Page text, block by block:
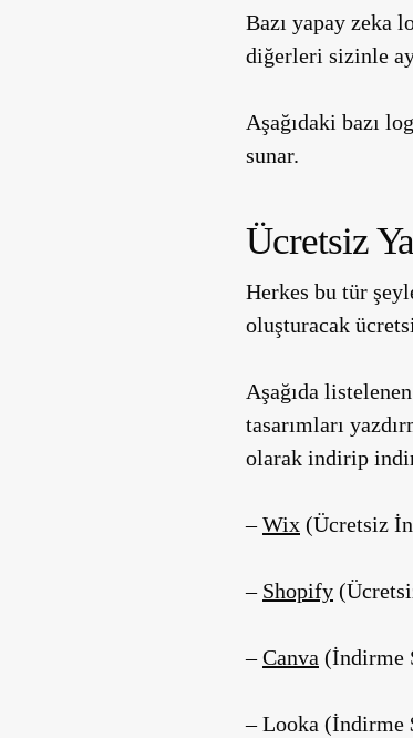
Bazı yapay zeka
diğerleri sizinle
Aşağıdaki bazı
sunar.
Ücretsiz
Herkes bu tür
oluşturacak
Aşağıda
tasarımları
olarak indirip
–Wix (Ücretsiz
– Shopify
–Canva (İndirme
– Looka (İndirme